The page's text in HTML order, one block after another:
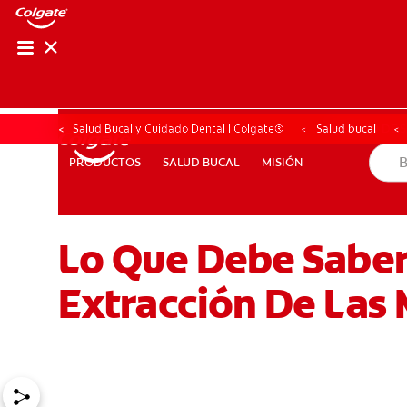
PRODUCTOS SALUD BUCAL MISIÓN
PARA PROFESIONALES AR (ES) SUSCRIBITE
PRODUCTOS SALUD BUCAL MISIÓN
CHEQUEO DE
Salud Bucal y Cuidado Dental | Colgate® Salud bucal
Lo Que Debe
Extracción De Las